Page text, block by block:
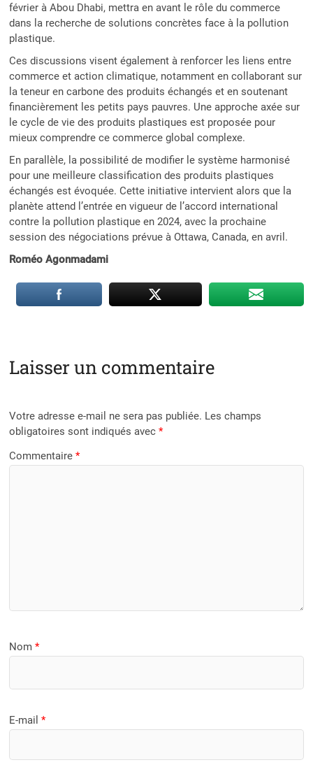
février à Abou Dhabi, mettra en avant le rôle du commerce
dans la recherche de solutions concrètes face à la pollution
plastique.
Ces discussions visent également à renforcer les liens entre
commerce et action climatique, notamment en collaborant sur
la teneur en carbone des produits échangés et en soutenant
financièrement les petits pays pauvres. Une approche axée sur
le cycle de vie des produits plastiques est proposée pour
mieux comprendre ce commerce global complexe.
En parallèle, la possibilité de modifier le système harmonisé
pour une meilleure classification des produits plastiques
échangés est évoquée. Cette initiative intervient alors que la
planète attend l’entrée en vigueur de l’accord international
contre la pollution plastique en 2024, avec la prochaine
session des négociations prévue à Ottawa, Canada, en avril.
Roméo Agonmadami
Laisser un commentaire
Votre adresse e-mail ne sera pas publiée. Les champs
obligatoires sont indiqués avec*
Commentaire*
Nom*
E-mail*